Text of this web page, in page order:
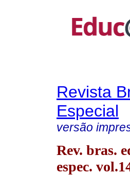
Revista
Especial
versão
Rev. bras.
espec.